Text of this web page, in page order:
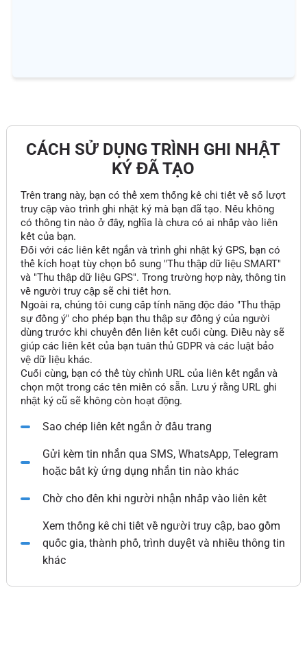
CÁCH SỬ DỤNG TRÌNH GHI NHẬT
KÝ ĐÃ TẠO
Trên trang này, bạn có thể xem thống kê chi tiết về số lượt
truy cập vào trình ghi nhật ký mà bạn đã tạo. Nếu không
có thông tin nào ở đây, nghĩa là chưa có ai nhấp vào liên
kết của bạn.
Đối với các liên kết ngắn và trình ghi nhật ký GPS, bạn có
thể kích hoạt tùy chọn bổ sung "Thu thập dữ liệu SMART"
và "Thu thập dữ liệu GPS". Trong trường hợp này, thông tin
về người truy cập sẽ chi tiết hơn.
Ngoài ra, chúng tôi cung cấp tính năng độc đáo "Thu thập
sự đồng ý" cho phép bạn thu thập sự đồng ý của người
dùng trước khi chuyển đến liên kết cuối cùng. Điều này sẽ
giúp các liên kết của bạn tuân thủ GDPR và các luật bảo
vệ dữ liệu khác.
Cuối cùng, bạn có thể tùy chỉnh URL của liên kết ngắn và
chọn một trong các tên miền có sẵn. Lưu ý rằng URL ghi
nhật ký cũ sẽ không còn hoạt động.
Sao chép liên kết ngắn ở đầu trang
Gửi kèm tin nhắn qua SMS, WhatsApp, Telegram
hoặc bất kỳ ứng dụng nhắn tin nào khác
Chờ cho đến khi người nhận nhấp vào liên kết
Xem thống kê chi tiết về người truy cập, bao gồm
quốc gia, thành phố, trình duyệt và nhiều thông tin
khác